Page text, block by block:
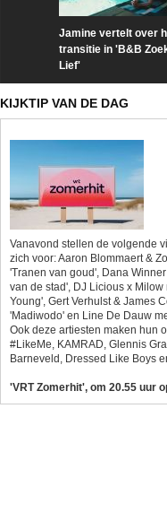
Jamine vertelt over
transitie in 'B&B
Lief'
KIJKTIP VAN DE DAG
Vanavond stellen de volgende
zich voor: Aaron Blommaert &
'Tranen van goud', Dana
van de stad', DJ Licious x Milow
Young', Gert Verhulst & James
'Madiwodo' en Line De Dauw
Ook deze artiesten maken hun
#LikeMe, KAMRAD, Glennis
Barneveld, Dressed Like Boys
'VRT Zomerhit', om 20.55 uur